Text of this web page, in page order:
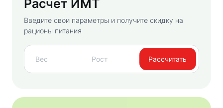
Расчет ИМТ
Введите свои параметры и получите скидку на
рационы питания
Рассчитать